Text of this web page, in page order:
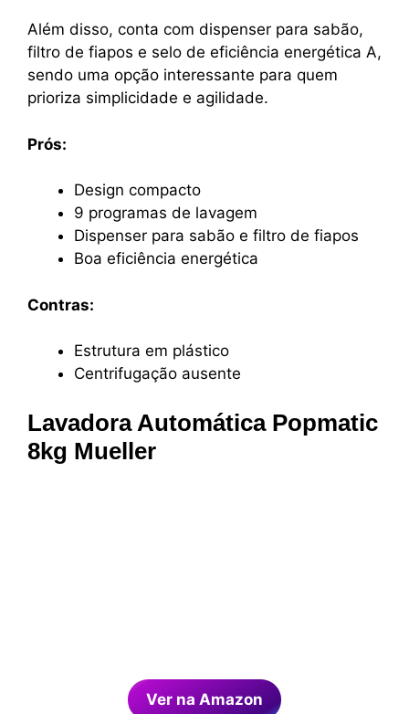
Além disso, conta com dispenser para sabão,
filtro de fiapos e selo de eficiência energética A,
sendo uma opção interessante para quem
prioriza simplicidade e agilidade.
Prós:
Design compacto
9 programas de lavagem
Dispenser para sabão e filtro de fiapos
Boa eficiência energética
Contras:
Estrutura em plástico
Centrifugação ausente
Lavadora Automática Popmatic
8kg Mueller
Ver na Amazon